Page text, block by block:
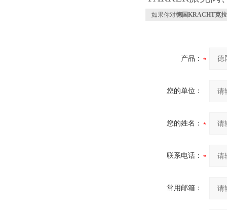
如果你对德国KRACHT克
产品：
您的单位：
您的姓名：
联系电话：
常用邮箱：